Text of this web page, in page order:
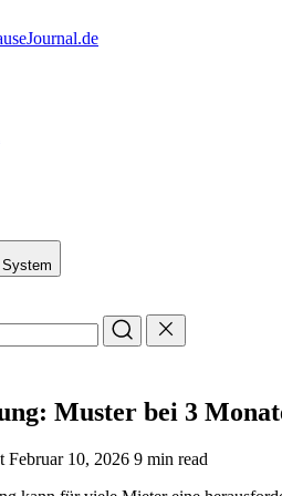
System
Muster bei 3
Februar 10, 2026 9 min read